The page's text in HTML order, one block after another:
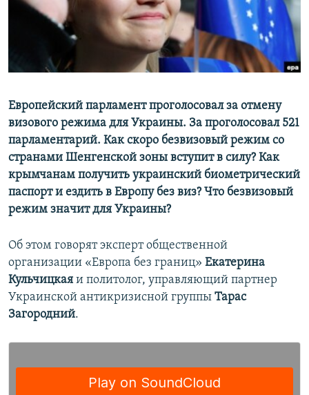
ПОБЕДИТЕЛЕЙ НЕ СУДЯТ?
КРЫМ.НЕПОКОРЕННЫЙ
ELIFBE
ПРИСОЕДИНЯЙТЕСЬ!
Все сайты RFE/RL
Европейский парламент проголосовал за отмену
визового режима для Украины. За проголосовал 521
парламентарий. Как скоро безвизовый режим со
странами Шенгенской зоны вступит в силу? Как
крымчанам получить украинский биометрический
паспорт и ездить в Европу без виз? Что безвизовый
режим значит для Украины?
Об этом говорят эксперт общественной
организации «Европа без границ» Екатерина
Кульчицкая и политолог, управляющий партнер
Украинской антикризисной группы Тарас
Загородний.